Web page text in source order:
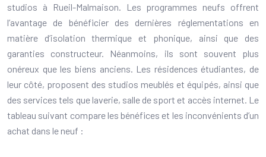
studios à Rueil-Malmaison. Les programmes neufs offrent
l’avantage de bénéficier des dernières réglementations en
matière d’isolation thermique et phonique, ainsi que des
garanties constructeur. Néanmoins, ils sont souvent plus
onéreux que les biens anciens. Les résidences étudiantes, de
leur côté, proposent des studios meublés et équipés, ainsi que
des services tels que laverie, salle de sport et accès internet. Le
tableau suivant compare les bénéfices et les inconvénients d’un
achat dans le neuf :